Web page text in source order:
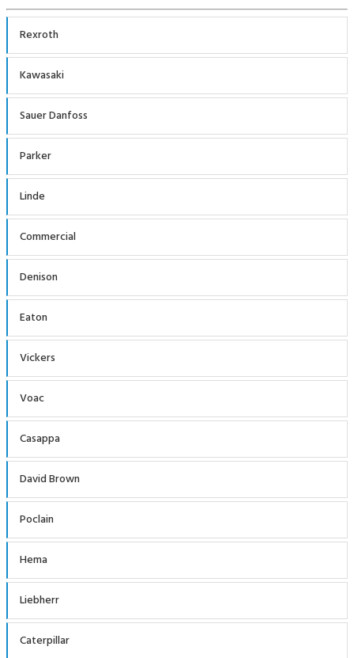
Rexroth
Kawasaki
Sauer Danfoss
Parker
Linde
Commercial
Denison
Eaton
Vickers
Voac
Casappa
David Brown
Poclain
Hema
Liebherr
Caterpillar